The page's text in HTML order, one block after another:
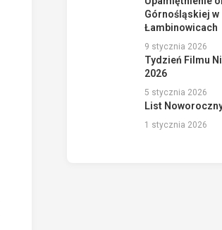
Górnośląskiej w
Łambinowicach
9 stycznia 2026
Tydzień Filmu
2026
5 stycznia 2026
List
1 stycznia 2026